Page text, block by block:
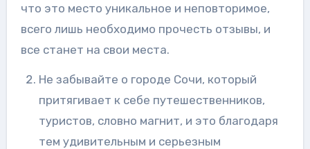
что это место уникальное и неповторимое,
всего лишь необходимо прочесть отзывы, и
все станет на свои места.
Не забывайте о городе Сочи, который
притягивает к себе путешественников,
туристов, словно магнит, и это благодаря
тем удивительным и серьезным